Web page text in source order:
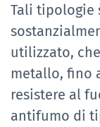
Tali tipologie
utilizzato,
metallo, fino
resistere al
antifumo di